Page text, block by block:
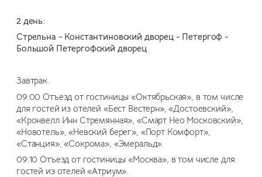
2 день:
Стрельна - Константиновский дворец - Петергоф -
Большой Петергофский дворец
Завтрак.
09:00 Отъезд от гостиницы «Октябрьская», в том числе
для гостей из отелей «Бест Вестерн», «Достоевский»,
«Кронвелл Инн Стремянная», «Смарт Нео Московский»,
«Новотель», «Невский берег», «Порт Комфорт»,
«Станция», «Сокрома», «Эмеральд».
09:10 Отъезд от гостиницы «Москва», в том числе для
гостей из отелей «Атриум».